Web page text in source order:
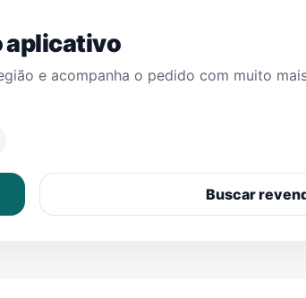
aplicativo
e acompanha o pedido com muito
Buscar